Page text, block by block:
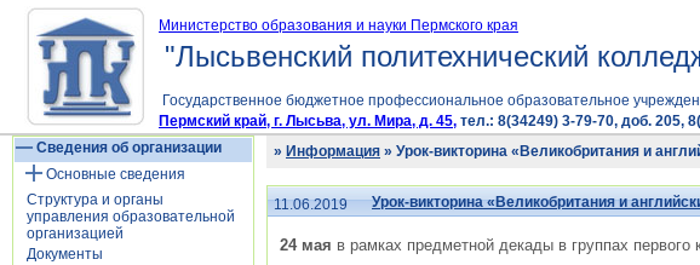
Министерство образования и науки Пермского края
"Лысьвенский политехнический
Государственное бюджетное профессиональное образовательное
Пермский край, г. Лысьва, ул. Мира, д. 45, тел.: 8(34249) 3-79-70, доб. 205,
Сведения об организации
Основные сведения
Структура и органы
управления образовательной
организацией
Документы
» Информация » Урок-викторина «Великобритания и
11.06.2019 Урок-викторина «Великобритания и
24 мая в рамках предметной декады в группах первого